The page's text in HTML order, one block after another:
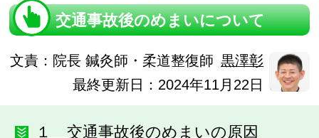
交通事故後のめまいについて
文責： 院長 鍼灸師・柔道整復師 黒澤彰
最終更新日：2024年11月22日
１ 交通事故後のめまいの原因